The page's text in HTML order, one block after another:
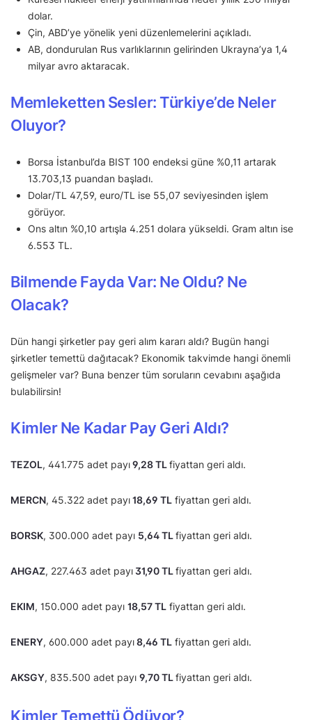
dolar.
Çin, ABD’ye yönelik yeni düzenlemelerini açıkladı.
AB, dondurulan Rus varlıklarının gelirinden Ukrayna’ya 1,4
milyar avro aktaracak.
Memleketten Sesler: Türkiye’de Neler
Oluyor?
Borsa İstanbul’da BIST 100 endeksi güne %0,11 artarak
13.703,13 puandan başladı.
Dolar/TL 47,59, euro/TL ise 55,07 seviyesinden işlem
görüyor.
Ons altın %0,10 artışla 4.251 dolara yükseldi. Gram altın ise
6.553 TL.
Bilmende Fayda Var: Ne Oldu? Ne
Olacak?
Dün hangi şirketler pay geri alım kararı aldı? Bugün hangi
şirketler temettü dağıtacak? Ekonomik takvimde hangi önemli
gelişmeler var? Buna benzer tüm soruların cevabını aşağıda
bulabilirsin!
Kimler Ne Kadar Pay Geri Aldı?
TEZOL, 441.775 adet payı9,28 TLfiyattan geri aldı.
MERCN, 45.322 adet payı18,69 TL fiyattan geri aldı.
BORSK, 300.000 adet payı 5,64 TLfiyattan geri aldı.
AHGAZ, 227.463 adet payı31,90 TLfiyattan geri aldı.
EKIM, 150.000 adet payı 18,57 TL fiyattan geri aldı.
ENERY, 600.000 adet payı8,46 TL fiyattan geri aldı.
AKSGY, 835.500 adet payı 9,70 TLfiyattan geri aldı.
Kimler Temettü Ödüyor?